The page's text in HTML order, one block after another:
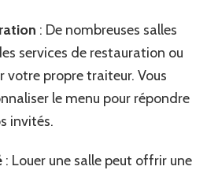
: De nombreuses salles
services de restauration ou
votre propre traiteur. Vous
le menu pour répondre
invités.
: Louer une salle peut offrir une